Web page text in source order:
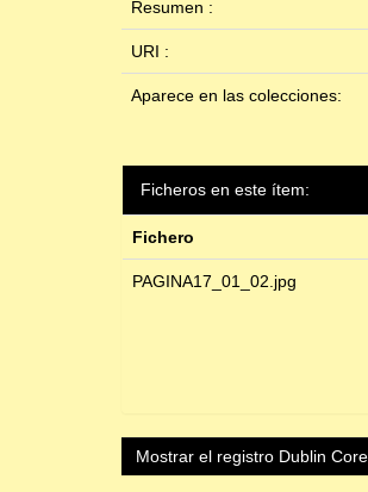
Resumen :
URI :
Aparece en las colecciones:
Ficheros en este ítem:
Fichero
PAGINA17_01_02.jpg
Mostrar el registro Dublin